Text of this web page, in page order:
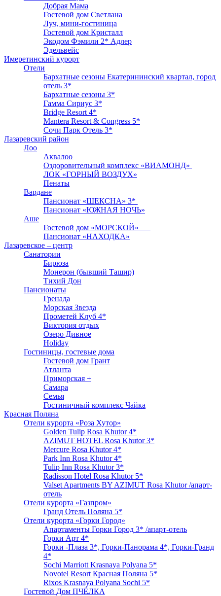
Добрая Мама
Гостевой дом Светлана
Луч, мини-гостиница
Гостевой дом Кристалл
Экодом Фэмили 2* Адлер
Эдельвейс
Имеретинский курорт
Отели
Бархатные сезоны Екатерининский квартал, город
отель 3*
Бархатные сезоны 3*
Гамма Сириус 3*
Bridge Resort 4*
Mantera Resort & Congress 5*
Сочи Парк Отель 3*
Лазаревский район
Лоо
Аквалоо
Оздоровительный комплекс «ВИАМОНД»
ЛОК «ГОРНЫЙ ВОЗДУХ»
Пенаты
Вардане
Пансионат «ШЕКСНА» 3*
Пансионат «ЮЖНАЯ НОЧЬ»
Аше
Гостевой дом «МОРСКОЙ»
Пансионат «НАХОДКА»
Лазаревское – центр
Санатории
Бирюза
Монерон (бывший Ташир)
Тихий Дон
Пансионаты
Гренада
Морская Звезда
Прометей Клуб 4*
Виктория отдых
Озеро Дивное
Holiday
Гостиницы, гостевые дома
Гостевой дом Грант
Атланта
Приморская +
Самара
Семья
Гостиничный комплекс Чайка
Красная Поляна
Отели курорта «Роза Хутор»
Golden Tulip Rosa Khutor 4*
AZIMUT HOTEL Rosa Khutor 3*
Mercure Rosa Khutor 4*
Park Inn Rosa Khutor 4*
Tulip Inn Rosa Khutor 3*
Radisson Hotel Rosa Khutor 5*
Valset Apartments BY AZIMUT Rosa Khutor /апарт-
отель
Отели курорта «Газпром»
Гранд Отель Поляна 5*
Отели курорта «Горки Город»
Апартаменты Горки Город 3* /апарт-отель
Горки Арт 4*
Горки -Плаза 3*, Горки-Панорама 4*, Горки-Гранд
4*
Sochi Marriott Krasnaya Polyana 5*
Novotel Resort Красная Поляна 5*
Rixos Krasnaya Polyana Sochi 5*
Гостевой Дом ПЧЁЛКА